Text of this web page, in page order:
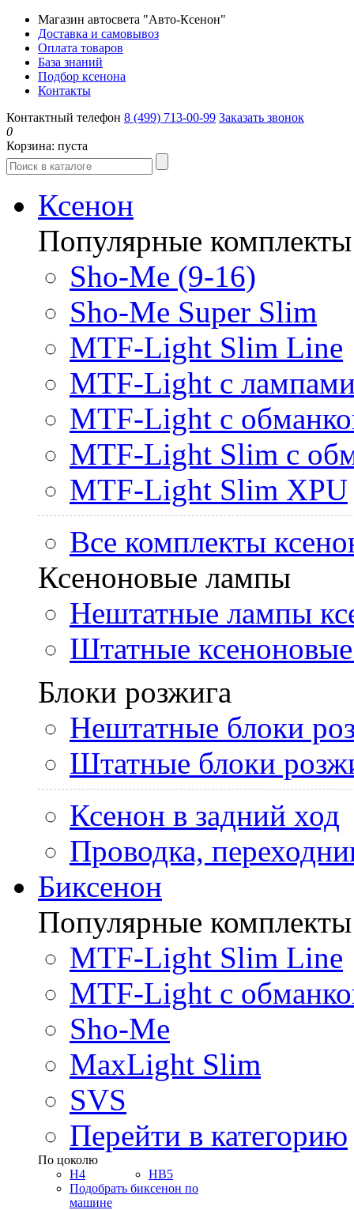
Магазин автосвета "Авто-Ксенон"
Доставка и самовывоз
Оплата товаров
База знаний
Подбор ксенона
Контакты
Контактный телефон 8 (499) 713-00-99 Заказать звонок
0
Корзина: пуста
Ксенон
Популярные комплекты
Sho-Me (9-16)
Sho-Me Super Slim
MTF-Light Slim Line
MTF-Light с
MTF-Light с
MTF-Light Slim с
MTF-Light Slim XPU
Все комплекты
Ксеноновые лампы
Нештатные лампы
Штатные
Блоки розжига
Нештатные блоки
Штатные блоки
Ксенон в задний ход
Проводка,
Биксенон
Популярные комплекты
MTF-Light Slim Line
MTF-Light с
Sho-Me
MaxLight Slim
SVS
Перейти в категорию
По цоколю
H4
HB5
Подобрать биксенон по
машине